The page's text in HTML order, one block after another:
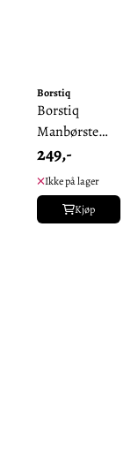
Borstiq
Borstiq
Manbørste
Syntetfiber
Midjeformet
Ekstra ...
249,-
Ikke på lager
Kjøp